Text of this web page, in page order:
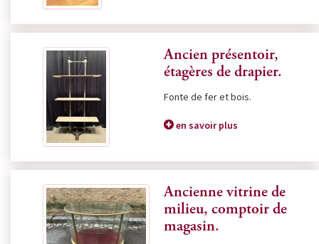
Ancien présentoir,
étagères de drapier.
Fonte de fer et bois.
en savoir plus
Ancienne vitrine de
milieu, comptoir de
magasin.